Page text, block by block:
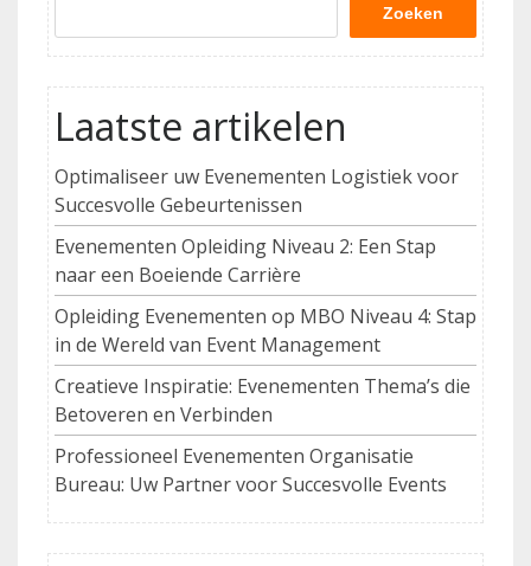
Zoeken
Laatste artikelen
Optimaliseer uw Evenementen Logistiek voor
Succesvolle Gebeurtenissen
Evenementen Opleiding Niveau 2: Een Stap
naar een Boeiende Carrière
Opleiding Evenementen op MBO Niveau 4: Stap
in de Wereld van Event Management
Creatieve Inspiratie: Evenementen Thema’s die
Betoveren en Verbinden
Professioneel Evenementen Organisatie
Bureau: Uw Partner voor Succesvolle Events